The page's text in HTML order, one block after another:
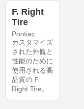
F. Right
Tire
Pontiac
カスタマイズ
された外観と
性能のために
使用される高
品質の F.
Right Tire。